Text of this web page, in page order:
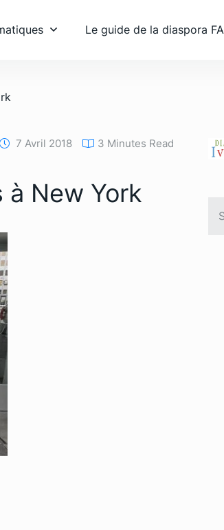
Le guide de la diaspora
7 Avril 2018 3 Minutes Read
New York